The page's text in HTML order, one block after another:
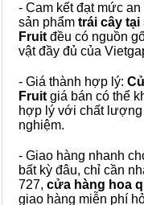
- Cam kết đạt mức
sản phẩm trái cây tại
Fruit đều có nguồn
vật đầy đủ của
- Giá thành hợp lý:
Fruit giá bán có thể
hợp lý với chất
nghiệm.
- Giao hàng nhanh
bất kỳ đâu, chỉ cần
727, cửa hàng hoa
giao hàng miễn phí